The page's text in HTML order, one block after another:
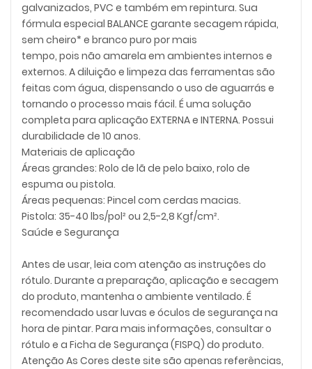
galvanizados, PVC e também em repintura. Sua
fórmula especial BALANCE garante secagem rápida,
sem cheiro* e branco puro por mais
tempo, pois não amarela em ambientes internos e
externos. A diluição e limpeza das ferramentas são
feitas com água, dispensando o uso de aguarrás e
tornando o processo mais fácil. É uma solução
completa para aplicação EXTERNA e INTERNA. Possui
durabilidade de 10 anos.
Materiais de aplicação
Áreas grandes: Rolo de lã de pelo baixo, rolo de
espuma ou pistola.
Áreas pequenas: Pincel com cerdas macias.
Pistola: 35-40 lbs/pol² ou 2,5-2,8 Kgf/cm².
Saúde e Segurança
Antes de usar, leia com atenção as instruções do
rótulo. Durante a preparação, aplicação e secagem
do produto, mantenha o ambiente ventilado. É
recomendado usar luvas e óculos de segurança na
hora de pintar. Para mais informações, consultar o
rótulo e a Ficha de Segurança (FISPQ) do produto.
Atenção As Cores deste site são apenas referências,